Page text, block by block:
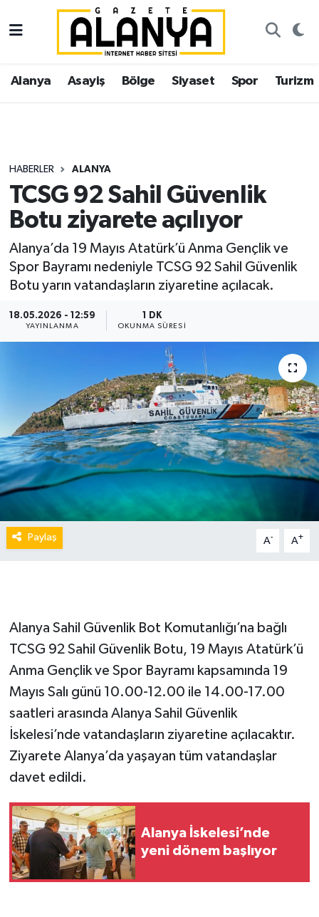
Alanya Asayiş Bölge Siyaset Spor Turizm
HABERLER ALANYA
TCSG 92 Sahil Güvenlik
Botu ziyarete açılıyor
Alanya’da 19 Mayıs Atatürk’ü Anma Gençlik ve
Spor Bayramı nedeniyle TCSG 92 Sahil Güvenlik
Botu yarın vatandaşların ziyaretine açılacak.
18.05.2026 - 12:59
YAYINLANMA
1 DK
OKUNMA SÜRESI
Paylaş A- A+
Alanya Sahil Güvenlik Bot Komutanlığı’na bağlı
TCSG 92 Sahil Güvenlik Botu, 19 Mayıs Atatürk’ü
Anma Gençlik ve Spor Bayramı kapsamında 19
Mayıs Salı günü 10.00-12.00 ile 14.00-17.00
saatleri arasında Alanya Sahil Güvenlik
İskelesi’nde vatandaşların ziyaretine açılacaktır.
Ziyarete Alanya’da yaşayan tüm vatandaşlar
davet edildi.
Alanya İskelesi’nde
yeni dönem başlıyor
Alanya
Asayiş
Siyaset
Spor
Ekonomi
İstanbul Nöbetçi Eczaneler
İstanbul Hava Durumu
Süper Lig Puan Durumu ve Fikstür
Tüm Manşetler
Son Dakika Haberleri
Haber Arşivi